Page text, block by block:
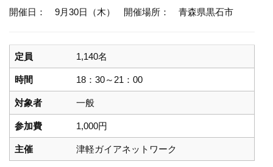
開催日： 9月30日（木） 開催場所： 青森県黒石市
定員 1,140名
時間 18：30～21：00
対象者 一般
参加費 1,000円
主催 津軽ガイアネットワーク